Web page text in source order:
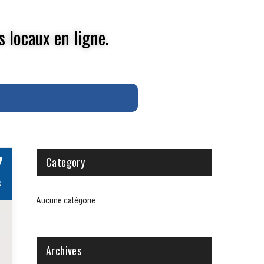
locaux en ligne.
Category
Aucune catégorie
Archives